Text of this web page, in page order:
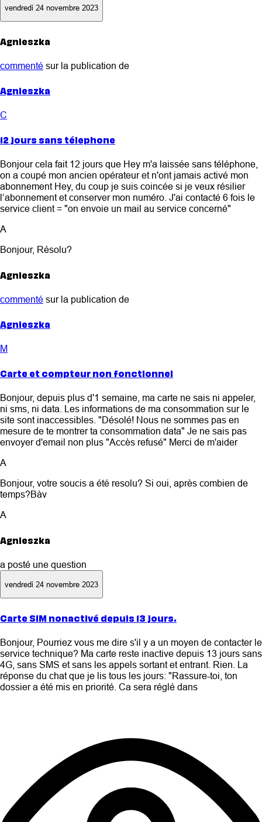
vendredi 24 novembre 2023
Agnieszka
commenté sur la publication de
Agnieszka
C
12 jours sans télephone
Bonjour cela fait 12 jours que Hey m'a laissée sans téléphone,
on a coupé mon ancien opérateur et n'ont jamais activé mon
abonnement Hey, du coup je suis coincée si je veux résilier
l’abonnement et conserver mon numéro. J'ai contacté 6 fois le
service client = "on envoie un mail au service concerné"
A
Bonjour, Résolu?
Agnieszka
commenté sur la publication de
Agnieszka
M
Carte et compteur non fonctionnel
Bonjour, depuis plus d'1 semaine, ma carte ne sais ni appeler,
ni sms, ni data. Les informations de ma consommation sur le
site sont inaccessibles. "Désolé! Nous ne sommes pas en
mesure de te montrer ta consommation data" Je ne sais pas
envoyer d'email non plus "Accès refusé" Merci de m'aider
A
Bonjour, votre soucis a été resolu? Si oui, après combien de
temps?Bàv
A
Agnieszka
a posté une question
vendredi 24 novembre 2023
Carte SIM nonactivé depuis 13 jours.
Bonjour, Pourriez vous me dire s'il y a un moyen de contacter le
service technique? Ma carte reste inactive depuis 13 jours sans
4G, sans SMS et sans les appels sortant et entrant. Rien. La
réponse du chat que je lis tous les jours: "Rassure-toi, ton
dossier a été mis en priorité. Ca sera réglé dans